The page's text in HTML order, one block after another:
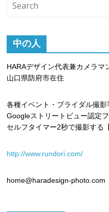
中の人
HARAデザイン代表兼カメラマ
山口県防府市在住
各種イベント・ブライダル撮影
Googleストリートビュー認定フ
セルフタイマー2秒で撮影する
http://www.rundori.com/
home@haradesign-photo.com